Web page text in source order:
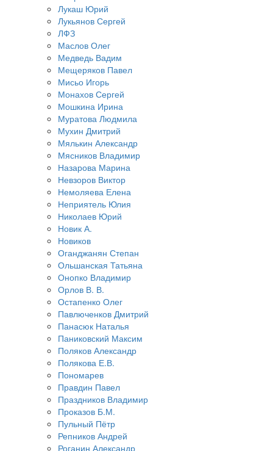
Лукаш Юрий
Лукьянов Сергей
ЛФЗ
Маслов Олег
Медведь Вадим
Мещеряков Павел
Мисьо Игорь
Монахов Сергей
Мошкина Ирина
Муратова Людмила
Мухин Дмитрий
Мялькин Александр
Мясников Владимир
Назарова Марина
Невзоров Виктор
Немоляева Елена
Неприятель Юлия
Николаев Юрий
Новик А.
Новиков
Оганджанян Степан
Ольшанская Татьяна
Онопко Владимир
Орлов В. В.
Остапенко Олег
Павлюченков Дмитрий
Панасюк Наталья
Паниковский Максим
Поляков Александр
Полякова Е.В.
Пономарев
Правдин Павел
Праздников Владимир
Проказов Б.М.
Пульный Пётр
Репников Андрей
Роганин Александр